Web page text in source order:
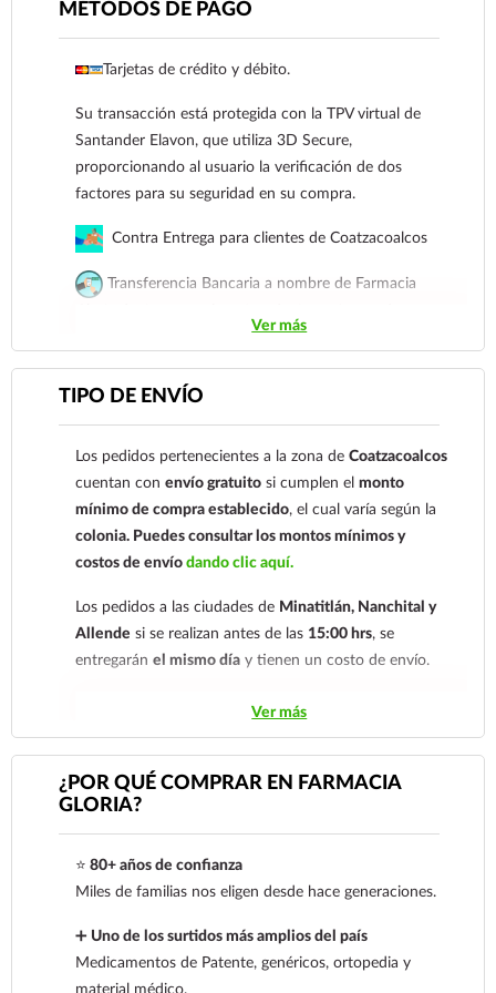
MÉTODOS DE PAGO
Tarjetas de crédito y débito.
Su transacción está protegida con la TPV virtual de
Santander Elavon, que utiliza 3D Secure,
proporcionando al usuario la verificación de dos
factores para su seguridad en su compra.
Contra Entrega para clientes de Coatzacoalcos
Transferencia Bancaria a nombre de Farmacia
cuenta: Clave: 014854655008143954
Para esta forma de pago el cliente deberá enviar su
comprobante de pago a al siguiente correo
nuestro
921 261 8491
Ver más
TIPO DE ENVÍO
Los pedidos pertenecientes a la zona deCoatzacoalcos
cuentan conenvío gratuito si cumplen elmonto
mínimo de compra establecido, el cual varía según la
colonia. Puedes consultar los montos mínimos y
costos de envíodando clic aquí.
Los pedidos a las ciudades de Minatitlán, Nanchital y
Allende si se realizan antes de las 15:00 hrs, se
entregaránel mismo día y tienen un costo de envío.
Los pedidos de otras localidades se envían mediante
.Sólo hacemos envíos en el territorio
nacional.
económica.En la tarifa nacional al día siguiente, los
pedidos deben realizarseantes de las 14:00 hrs.El
tiempo de entrega de la tarifa económica es de
días.
Ver más
¿POR QUÉ COMPRAR EN FARMACIA
GLORIA?
⭐ 80+ años de confianza
Miles de familias nos eligen desde hace generaciones.
➕ Uno de los surtidos más amplios del país
Medicamentos de Patente, genéricos, ortopedia y
material médico.